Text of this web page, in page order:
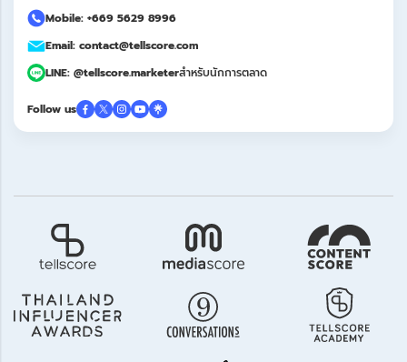
Mobile: +669 5629 8996
Email: contact@tellscore.com
LINE: @tellscore.marketerสำหรับนักการตลาด
Follow us